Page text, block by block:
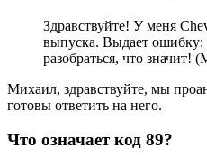
Здравствуйте! У меня
выпуска. Выдает ошибку:
разобраться, что значит!
Михаил, здравствуйте, мы
готовы ответить на него.
Что означает код 89?